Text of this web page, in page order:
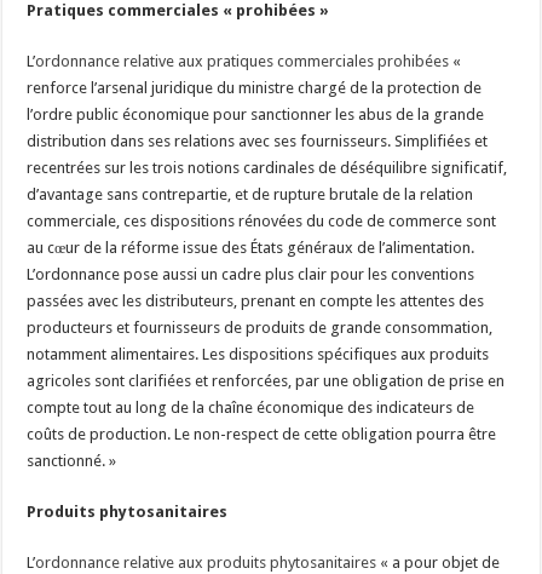
Pratiques commerciales « prohibées »
L’ordonnance relative aux pratiques commerciales prohibées «
renforce l’arsenal juridique du ministre chargé de la protection de
l’ordre public économique pour sanctionner les abus de la grande
distribution dans ses relations avec ses fournisseurs. Simplifiées et
recentrées sur les trois notions cardinales de déséquilibre significatif,
d’avantage sans contrepartie, et de rupture brutale de la relation
commerciale, ces dispositions rénovées du code de commerce sont
au cœur de la réforme issue des États généraux de l’alimentation.
L’ordonnance pose aussi un cadre plus clair pour les conventions
passées avec les distributeurs, prenant en compte les attentes des
producteurs et fournisseurs de produits de grande consommation,
notamment alimentaires. Les dispositions spécifiques aux produits
agricoles sont clarifiées et renforcées, par une obligation de prise en
compte tout au long de la chaîne économique des indicateurs de
coûts de production. Le non-respect de cette obligation pourra être
sanctionné. »
Produits phytosanitaires
L’ordonnance relative aux produits phytosanitaires « a pour objet de